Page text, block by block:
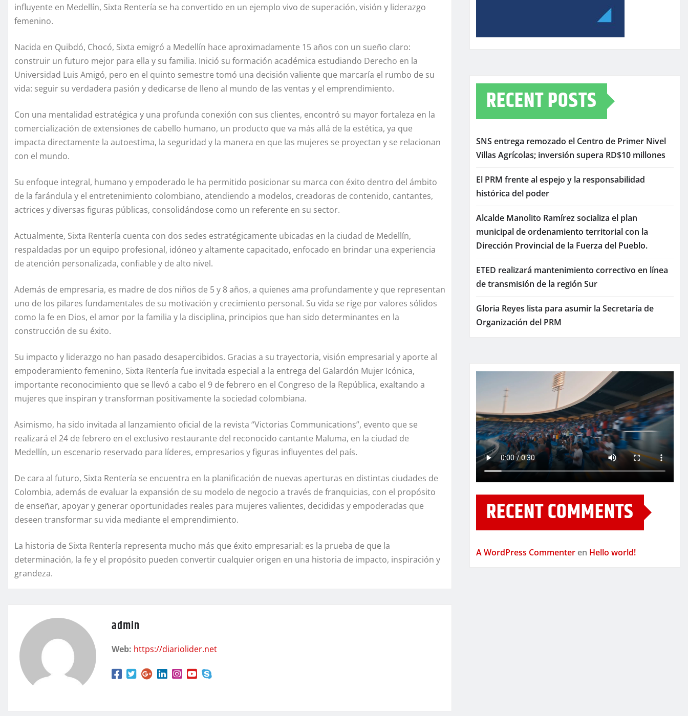
influyente en Medellín, Sixta Rentería se ha convertido en un ejemplo vivo de superación, visión y liderazgo
femenino.
Nacida en Quibdó, Chocó, Sixta emigró a Medellín hace aproximadamente 15 años con un sueño claro:
construir un futuro mejor para ella y su familia. Inició su formación académica estudiando Derecho en la
Universidad Luis Amigó, pero en el quinto semestre tomó una decisión valiente que marcaría el rumbo de su
vida: seguir su verdadera pasión y dedicarse de lleno al mundo de las ventas y el emprendimiento.
Con una mentalidad estratégica y una profunda conexión con sus clientes, encontró su mayor fortaleza en la
comercialización de extensiones de cabello humano, un producto que va más allá de la estética, ya que
impacta directamente la autoestima, la seguridad y la manera en que las mujeres se proyectan y se relacionan
con el mundo.
Su enfoque integral, humano y empoderado le ha permitido posicionar su marca con éxito dentro del ámbito
de la farándula y el entretenimiento colombiano, atendiendo a modelos, creadoras de contenido, cantantes,
actrices y diversas figuras públicas, consolidándose como un referente en su sector.
Actualmente, Sixta Rentería cuenta con dos sedes estratégicamente ubicadas en la ciudad de Medellín,
respaldadas por un equipo profesional, idóneo y altamente capacitado, enfocado en brindar una experiencia
de atención personalizada, confiable y de alto nivel.
Además de empresaria, es madre de dos niños de 5 y 8 años, a quienes ama profundamente y que representan
uno de los pilares fundamentales de su motivación y crecimiento personal. Su vida se rige por valores sólidos
como la fe en Dios, el amor por la familia y la disciplina, principios que han sido determinantes en la
construcción de su éxito.
Su impacto y liderazgo no han pasado desapercibidos. Gracias a su trayectoria, visión empresarial y aporte al
empoderamiento femenino, Sixta Rentería fue invitada especial a la entrega del Galardón Mujer Icónica,
importante reconocimiento que se llevó a cabo el 9 de febrero en el Congreso de la República, exaltando a
mujeres que inspiran y transforman positivamente la sociedad colombiana.
Asimismo, ha sido invitada al lanzamiento oficial de la revista “Victorias Communications”, evento que se
realizará el 24 de febrero en el exclusivo restaurante del reconocido cantante Maluma, en la ciudad de
Medellín, un escenario reservado para líderes, empresarios y figuras influyentes del país.
De cara al futuro, Sixta Rentería se encuentra en la planificación de nuevas aperturas en distintas ciudades de
Colombia, además de evaluar la expansión de su modelo de negocio a través de franquicias, con el propósito
de enseñar, apoyar y generar oportunidades reales para mujeres valientes, decididas y empoderadas que
deseen transformar su vida mediante el emprendimiento.
La historia de Sixta Rentería representa mucho más que éxito empresarial: es la prueba de que la
determinación, la fe y el propósito pueden convertir cualquier origen en una historia de impacto, inspiración y
grandeza.
admin
Web: https://diariolider.net
RECENT POSTS
SNS entrega remozado el Centro de Primer Nivel
Villas Agrícolas; inversión supera RD$10 millones
El PRM frente al espejo y la responsabilidad
histórica del poder
Alcalde Manolito Ramírez socializa el plan
municipal de ordenamiento territorial con la
Dirección Provincial de la Fuerza del Pueblo.
ETED realizará mantenimiento correctivo en línea
de transmisión de la región Sur
Gloria Reyes lista para asumir la Secretaría de
Organización del PRM
RECENT COMMENTS
A WordPress Commenter en Hello world!